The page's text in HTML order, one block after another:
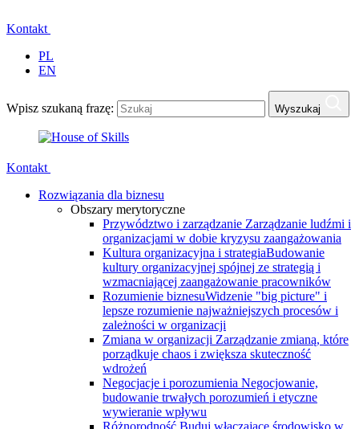
Kontakt
PL
EN
Wpisz szukaną frazę: Wyszukaj
Kontakt
Rozwiązania dla biznesu
Obszary merytoryczne
Przywództwo i zarządzanie Zarządzanie ludźmi i
organizacjami w dobie kryzysu zaangażowania
Kultura organizacyjna i strategiaBudowanie
kultury organizacyjnej spójnej ze strategią i
wzmacniającej zaangażowanie pracowników
Rozumienie biznesuWidzenie "big picture" i
lepsze rozumienie najważniejszych procesów i
zależności w organizacji
Zmiana w organizacji Zarządzanie zmianą, które
porządkuje chaos i zwiększa skuteczność
wdrożeń
Negocjacje i porozumienia Negocjowanie,
budowanie trwałych porozumień i etyczne
wywieranie wpływu
Różnorodność Buduj włączające środowisko w